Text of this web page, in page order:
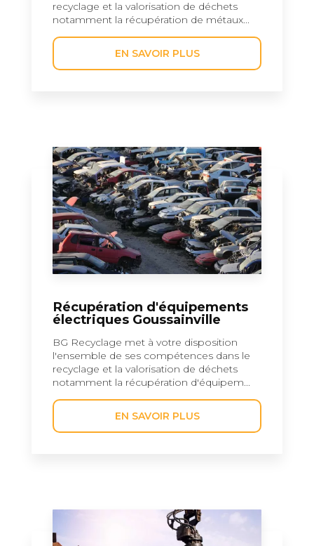
recyclage et la valorisation de déchets
notamment la récupération de métaux...
EN SAVOIR PLUS
Récupération d'équipements
électriques Goussainville
BG Recyclage met à votre disposition
l'ensemble de ses compétences dans le
recyclage et la valorisation de déchets
notamment la récupération d'équipem...
EN SAVOIR PLUS